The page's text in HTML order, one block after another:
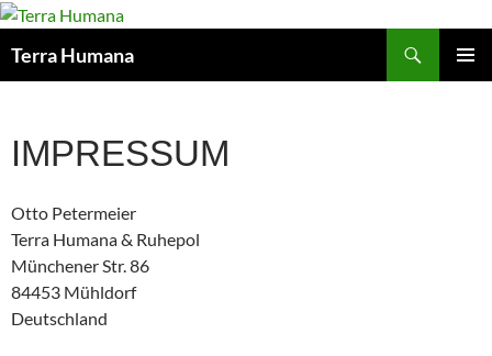
Zum
springen
Terra Humana
IMPRESSUM
Otto Petermeier
Terra Humana & Ruhepol
Münchener Str. 86
84453 Mühldorf
Deutschland